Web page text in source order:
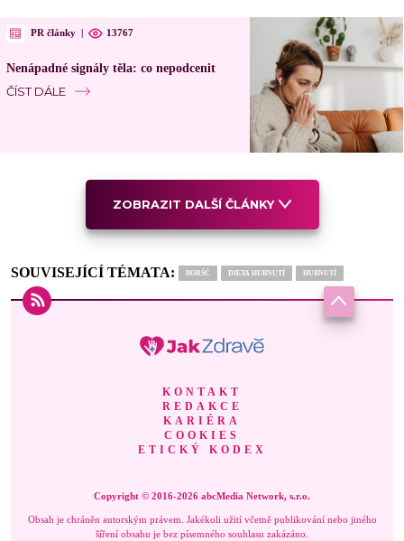
PR články | 13767
Nenápadné signály těla: co nepodcenit
ČÍST DÁLE
ZOBRAZIT DALŠÍ ČLÁNKY
SOUVISEJÍCÍ TÉMATA: BORŠČ DIETA HUBNUTÍ HUBNUTÍ
KONTAKT
REDAKCE
KARIÉRA
COOKIES
ETICKÝ KODEX
Copyright © 2016-2026 abcMedia Network, s.r.o.
Obsah je chráněn autorským právem. Jakékoli užití včetně publikování nebo jiného
šíření obsahu je bez písemného souhlasu zakázáno.